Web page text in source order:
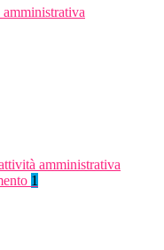
amministrativa
1